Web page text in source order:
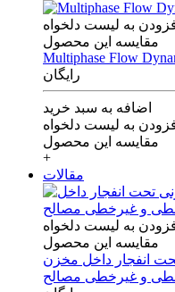
به لیست دلخواه
مقایسه این محصول
Multiphase Flow
رایگان
اضافه به سبد خرید
به لیست دلخواه
مقایسه این محصول
+
مقالات
به لیست دلخواه
مقایسه این محصول
انفجار داخل مخزن
خطی و غیرخطی مصالح